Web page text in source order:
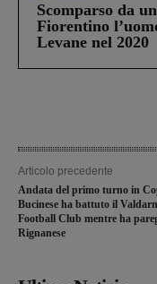
Scomparso da
Fiorentino
Levane nel 2020
Articolo precedente
Andata del primo turno in
Bucinese ha battuto il
Football Club mentre ha
Rignanese